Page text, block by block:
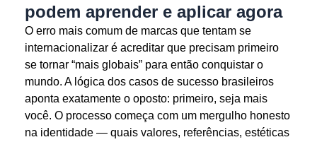
podem aprender e aplicar agora
O erro mais comum de marcas que tentam se
internacionalizar é acreditar que precisam primeiro
se tornar “mais globais” para então conquistar o
mundo. A lógica dos casos de sucesso brasileiros
aponta exatamente o oposto: primeiro, seja mais
você. O processo começa com um mergulho honesto
na identidade — quais valores, referências, estéticas